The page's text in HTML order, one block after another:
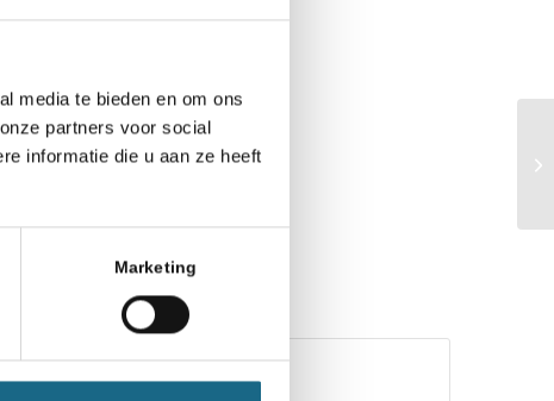
media te bieden en om ons
partners voor social
informatie die u aan ze heeft
Marketing